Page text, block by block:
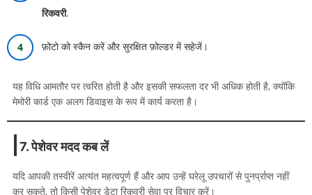
रिकवरी.
फ़ोटो को स्कैन करें और सुरक्षित फ़ोल्डर में सहेजें।
यह विधि आमतौर पर त्वरित होती है और इसकी सफलता दर भी अधिक होती है, क्योंकि
मेमोरी कार्ड एक अलग डिवाइस के रूप में कार्य करता है।
7. पेशेवर मदद कब लें
यदि आपकी तस्वीरें अत्यंत महत्वपूर्ण हैं और आप उन्हें घरेलू उपचारों से पुनर्प्राप्त नहीं
कर सकते, तो किसी पेशेवर डेटा रिकवरी सेवा पर विचार करें।